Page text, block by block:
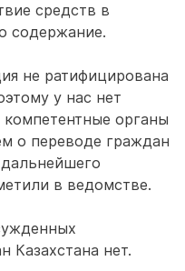
средств в
содержание.
не ратифицирована
у нас нет
органы
о переводе граждан
в ведомстве.
Казахстана нет.